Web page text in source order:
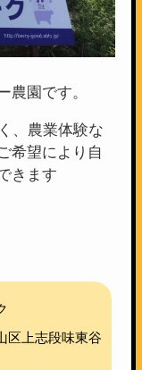
農園です。
、農業体験な
希望により自
きます
区上志段味東谷